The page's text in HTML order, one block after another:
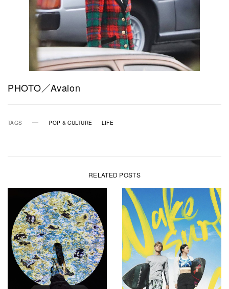
PHOTO／Avalon
TAGS POP & CULTURE LIFE
RELATED POSTS